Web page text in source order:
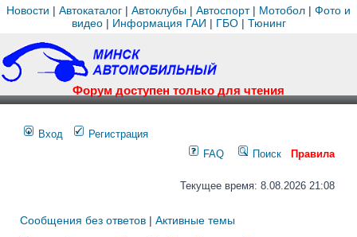
Новости | Автокаталог | Автоклубы | Автоспорт| Мотобол | Фото и
видео| Информация ГАИ | ГБО| Тюнинг
Форум доступен только для чтения
Вход
Регистрация
FAQ
Поиск Правила
Текущее время: 8.08.2026 21:08
Сообщения без ответов | Активные темы